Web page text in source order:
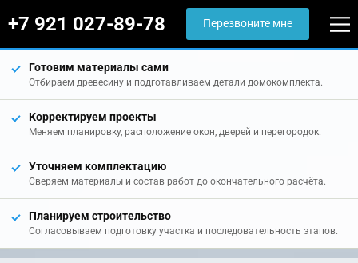
+7 921 027-89-78 Перезвоните мне
Готовим материалы сами
Отбираем древесину и подготавливаем детали домокомплекта.
Корректируем проекты
Меняем планировку, расположение окон, дверей и перегородок.
Уточняем комплектацию
Сверяем материалы и состав работ до окончательного расчёта.
Планируем строительство
Согласовываем подготовку участка и последовательность этапов.